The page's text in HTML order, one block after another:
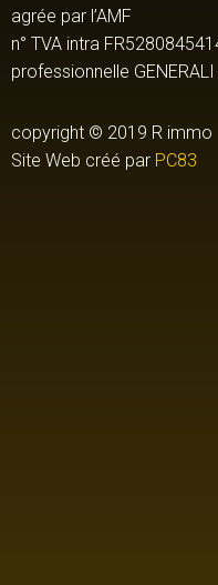
agrée par l’AMF
n° TVA intra
professionnelle
copyright © 2019 R immo
Site Web créé par PC83